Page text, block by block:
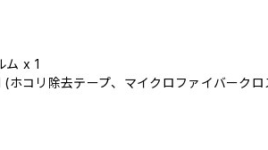
ム x 1
(ホコリ除去テープ、マイクロファイバーク